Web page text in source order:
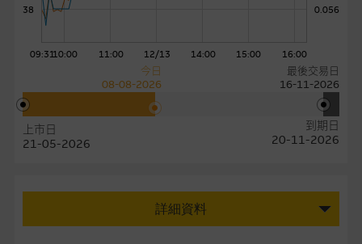
09:3110:00 11:00 12/13 14:00 15:00 16:00
0.056
38
上市日
21-05-2026
今日
08-08-2026
最後交易日
16-11-2026
到期日
20-11-2026
詳細資料